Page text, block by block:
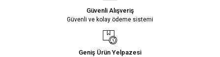
Güvenli Alışveriş
Güvenli ve kolay ödeme sistemi
Geniş Ürün Yelpazesi